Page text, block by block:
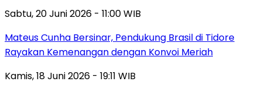
Sabtu, 20 Juni 2026 - 11:00 WIB
Mateus Cunha Bersinar, Pendukung Brasil di Tidore
Rayakan Kemenangan dengan Konvoi Meriah
Kamis, 18 Juni 2026 - 19:11 WIB